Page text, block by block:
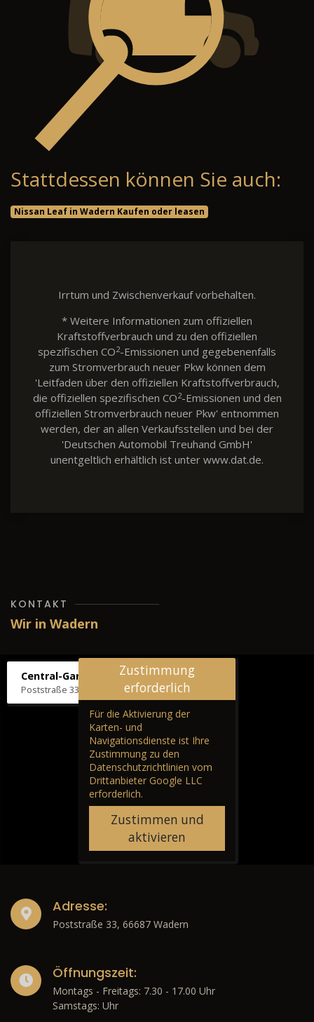
Stattdessen können Sie auch:
Nissan Leaf in Wadern Kaufen oder leasen
Irrtum und Zwischenverkauf vorbehalten.
* Weitere Informationen zum offiziellen
Kraftstoffverbrauch und zu den offiziellen
spezifischen CO2-Emissionen und gegebenenfalls
zum Stromverbrauch neuer Pkw können dem
'Leitfaden über den offiziellen Kraftstoffverbrauch,
die offiziellen spezifischen CO2-Emissionen und den
offiziellen Stromverbrauch neuer Pkw' entnommen
werden, der an allen Verkaufsstellen und bei der
'Deutschen Automobil Treuhand GmbH'
unentgeltlich erhältlich ist unter www.dat.de.
KONTAKT
Wir in Wadern
Central-Garage H. Wilhelm
Poststraße 33, 66687 Wadern
Zustimmung
erforderlich
Für die Aktivierung der
Karten- und
Navigationsdienste ist Ihre
Zustimmung zu den
Datenschutzrichtlinien vom
Drittanbieter Google LLC
erforderlich.
Zustimmen und
aktivieren
Adresse:
Poststraße 33, 66687 Wadern
Öffnungszeit:
Montags - Freitags: 7.30 - 17.00 Uhr
Samstags: Uhr